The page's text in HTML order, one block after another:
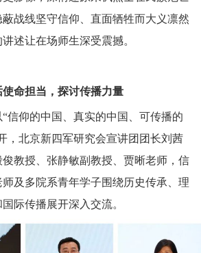
战线坚守信仰、直面牺牲而大义凛然
述让在场师生深受震撼。
使命担当，探讨传播力量
信仰的中国、真实的中国、可传播的
，北京新四军研究会宣讲团团长刘茜
教授、张静敏副教授、贾晰老师，信
及多院系青年学子围绕历史传承、理
际传播展开深入交流。